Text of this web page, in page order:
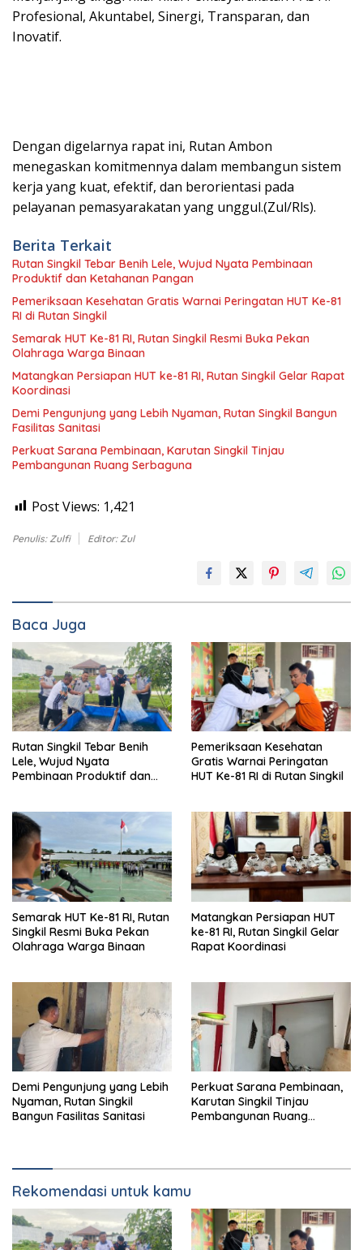
Profesional, Akuntabel, Sinergi, Transparan, dan
Inovatif.
Dengan digelarnya rapat ini, Rutan Ambon
menegaskan komitmennya dalam membangun sistem
kerja yang kuat, efektif, dan berorientasi pada
pelayanan pemasyarakatan yang unggul.(Zul/Rls).
Berita Terkait
Rutan Singkil Tebar Benih Lele, Wujud Nyata Pembinaan
Produktif dan Ketahanan Pangan
Pemeriksaan Kesehatan Gratis Warnai Peringatan HUT Ke-81
RI di Rutan Singkil
Semarak HUT Ke-81 RI, Rutan Singkil Resmi Buka Pekan
Olahraga Warga Binaan
Matangkan Persiapan HUT ke-81 RI, Rutan Singkil Gelar Rapat
Koordinasi
Demi Pengunjung yang Lebih Nyaman, Rutan Singkil Bangun
Fasilitas Sanitasi
Perkuat Sarana Pembinaan, Karutan Singkil Tinjau
Pembangunan Ruang Serbaguna
Post Views: 1,421
Penulis: Zulfi Editor: Zul
Baca Juga
Rutan Singkil Tebar Benih
Lele, Wujud Nyata
Pembinaan Produktif dan
Pemeriksaan Kesehatan
Gratis Warnai Peringatan
HUT Ke-81 RI di Rutan Singkil
Semarak HUT Ke-81 RI, Rutan
Singkil Resmi Buka Pekan
Olahraga Warga Binaan
Matangkan Persiapan HUT
ke-81 RI, Rutan Singkil Gelar
Rapat Koordinasi
Demi Pengunjung yang Lebih
Nyaman, Rutan Singkil
Bangun Fasilitas Sanitasi
Perkuat Sarana Pembinaan,
Karutan Singkil Tinjau
Pembangunan Ruang
Rekomendasi untuk kamu